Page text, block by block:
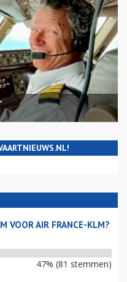
VOOR AIR FRANCE-KLM?
47% (81 stemmen)